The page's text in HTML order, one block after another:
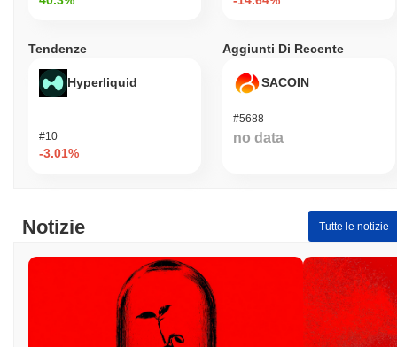
Tendenze
Hyperliquid
#10
-3.01%
Aggiunti Di Recente
SACOIN
#5688
no data
Notizie Tutte le notizie